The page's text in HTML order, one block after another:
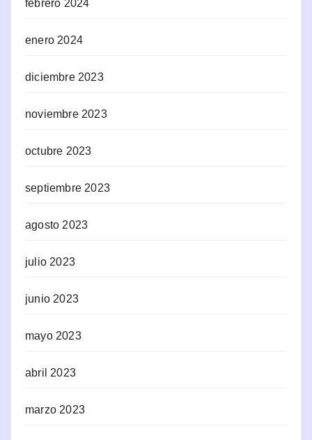
febrero 2024
enero 2024
diciembre 2023
noviembre 2023
octubre 2023
septiembre 2023
agosto 2023
julio 2023
junio 2023
mayo 2023
abril 2023
marzo 2023